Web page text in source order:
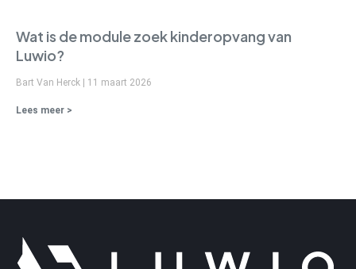
Wat is de module zoek kinderopvang van
Luwio?
Bart Van Herck 11 maart 2026
Lees meer >